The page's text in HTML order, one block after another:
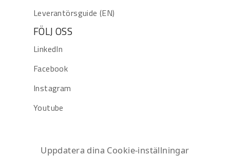
Leverantörsguide (EN)
FÖLJ OSS
LinkedIn
Facebook
Instagram
Youtube
Uppdatera dina Cookie-inställningar